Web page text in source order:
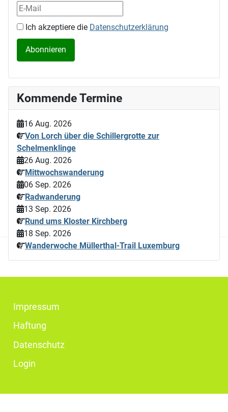
Ich akzeptiere die Datenschutzerklärung
Kommende Termine
16 Aug. 2026
Von Lorch über die Schillergrotte zur
Schelmenklinge
26 Aug. 2026
Mittwochswanderung
06 Sep. 2026
Radwanderung
13 Sep. 2026
Rund ums Kloster Kirchberg
18 Sep. 2026
Wanderwoche Müllerthal-Trail Luxemburg
Impressum
Haftung
Datenschutz
Login